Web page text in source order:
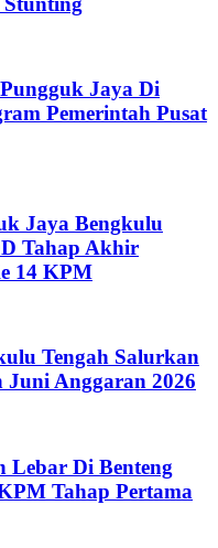
Jaya Di
Pemerintah Pusat
Jaya Bengkulu
Tahap Akhir
14 KPM
Tengah Salurkan
Anggaran 2026
Lebar Di Benteng
Tahap Pertama